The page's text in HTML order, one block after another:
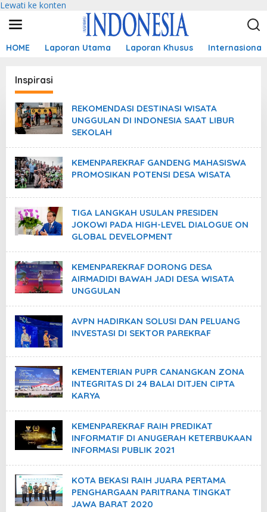
Lewati ke konten
HOME Laporan Utama Laporan Khusus Internasional
Inspirasi
REKOMENDASI DESTINASI WISATA
UNGGULAN DI INDONESIA SAAT LIBUR
SEKOLAH
KEMENPAREKRAF GANDENG MAHASISWA
PROMOSIKAN POTENSI DESA WISATA
TIGA LANGKAH USULAN PRESIDEN
JOKOWI PADA HIGH-LEVEL DIALOGUE ON
GLOBAL DEVELOPMENT
KEMENPAREKRAF DORONG DESA
AIRMADIDI BAWAH JADI DESA WISATA
UNGGULAN
AVPN HADIRKAN SOLUSI DAN PELUANG
INVESTASI DI SEKTOR PAREKRAF
KEMENTERIAN PUPR CANANGKAN ZONA
INTEGRITAS DI 24 BALAI DITJEN CIPTA
KARYA
KEMENPAREKRAF RAIH PREDIKAT
INFORMATIF DI ANUGERAH KETERBUKAAN
INFORMASI PUBLIK 2021
KOTA BEKASI RAIH JUARA PERTAMA
PENGHARGAAN PARITRANA TINGKAT
JAWA BARAT 2020